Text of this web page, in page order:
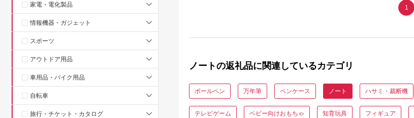
家電・電化製品
情報機器・ガジェット
スポーツ
アウトドア用品
車用品・バイク用品
自転車
旅行・チケット・カタログ
1
ノートの返礼品に関連しているカテゴリ
ボールペン 万年筆 ペンケース ノート ハサミ・裁断機
テレビゲーム ベビー向けおもちゃ 知育玩具 フィギュア